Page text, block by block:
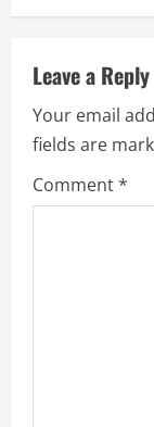
Leave a Reply
Your email
fields are
Comment*